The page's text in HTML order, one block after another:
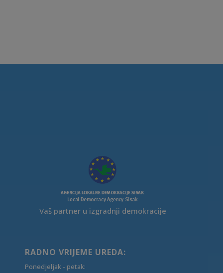
Vaš partner u izgradnji demokracije
RADNO VRIJEME UREDA:
Ponedjeljak - petak: